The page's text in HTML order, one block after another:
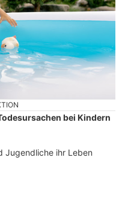
bei Kindern
Jugendliche ihr Leben